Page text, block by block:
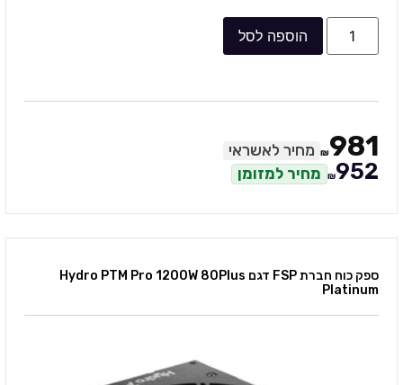
הוספה לסל
₪981 מחיר לאשראי
₪952 מחיר למזומן
ספק כוח חברת FSP דגם Hydro PTM Pro 1200W 80Plus
Platinum